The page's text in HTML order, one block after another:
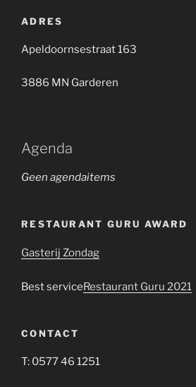
ADRES
Apeldoornsestraat 163
3886 MN Garderen
Agenda
Geen agendaitems
RESTAURANT GURU AWARD
Gasterij Zondag
Best serviceRestaurant Guru 2021
CONTACT
T: 0577 46 1251